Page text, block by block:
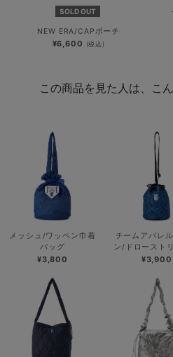
SOLD OUT
NEW ERA/CAPポーチ
¥6,600 (税込)
この商品を見た人は、こ
メッシュ/ワッペン巾着
バッグ
¥3,800
チームアパレ
ン/ドロースト
¥3,900